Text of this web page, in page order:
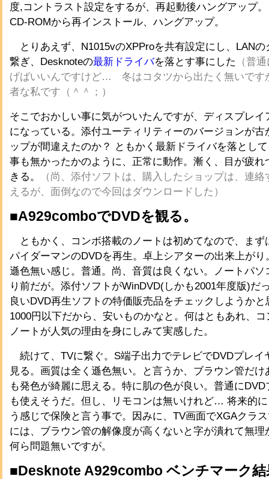
度,コントラスト設定をするが、再起動後ハングアップ
CD-ROMから再インストール、ハングアップ。
とりあえず、N1015vのXPProを共有設定にし、LANの
繋ぎ、Desknoteの最新ドライバを落とす事にした （普
げばいいんですけど… 冬はコタツから出たく無いで
者な私です（＾＾；）
そこでおかしい事に気がついたんですが、ディスプレイ
になっている。添付ユーティリティーのバージョンが古
ップが間違えたのか？ ともかく最新ドライバを落とし
事も無かったかのように、正常に動作。漸く、目が疲れ
きる。
（尚、添付ソフトは、購入したショップは、連
えるが、面倒なので今回はダウンロードした）
■A929comboでDVDを観る。
ともかく、コンボ搭載のノートは初めてなので、まず
パイダーマンのDVDを再生。卓上シアターの出来上が
遜色無い感じ。普通。尚、音質は良くない。ノートパソ
り前だが。添付ソフトがWinDVD(しかも2001年度版)だ
良いDVD再生ソフトの特価販売品をチェックしようか
1000円以下だから、安いものかなと。何はともあれ、
ノートが人気の理由を身にしみて実感した。
続けて、TVに繋ぐ。S端子出力でテレビでDVDプレイ
見る。画質は全く遜色無い。と言うか、ブラウン管だ
も発色が綺麗に思える。特に肌の色が良い。普通に
も使えそうだ。但し、リモコンは無いけれど… 将来的
う感じで保険と言う事で。因みに、TV画面でXGAクラ
には、ブラウン管の解像度が高くないと字が潰れて無理
何ら問題無いですが。
■Desknote A929combo ベンチマーク結